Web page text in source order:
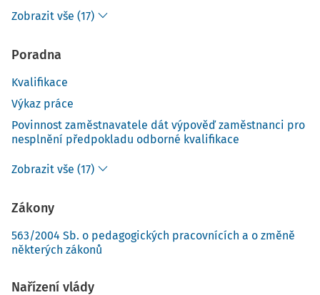
Zobrazit vše (17)
Poradna
Kvalifikace
Výkaz práce
Povinnost zaměstnavatele dát výpověď zaměstnanci pro
nesplnění předpokladu odborné kvalifikace
Zobrazit vše (17)
Zákony
563/2004 Sb. o pedagogických pracovnících a o změně
některých zákonů
Nařízení vlády